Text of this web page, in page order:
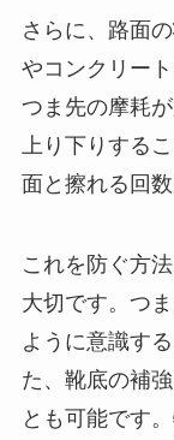
さらに、路面
やコンクリー
つま先の摩耗
上り下りする
面と擦れる回
これを防ぐ方
大切です。つ
ように意識す
た、靴底の補
とも可能です